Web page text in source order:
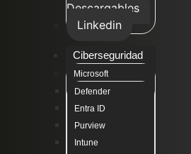
Descargables
Linkedin
Ciberseguridad
Microsoft
Defender
Entra ID
Purview
Intune